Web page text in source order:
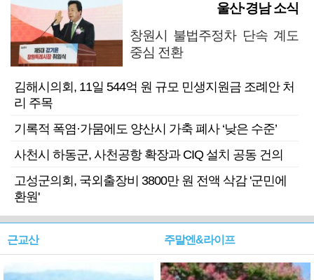
울산·경남 소식
창원시 불법주정차 단속 계도
중심 전환
김해시의회, 11일 544억 원 규모 민생지원금 조례안 처
리 주목
기록적 폭염·가뭄에도 양산시 가축 폐사 ‘낮은 수준’
사천시 하동군, 사천공항 확장과 CIQ 설치 공동 건의
고성군의회, 국외출장비 3800만 원 전액 삭감 '군민에
환원'
근교산 주말엔&라이프